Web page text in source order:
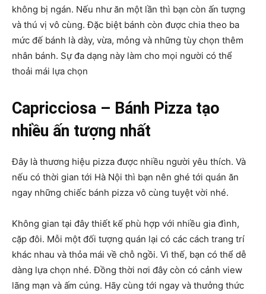
không bị ngán. Nếu như ăn một lần thì bạn còn ấn tượng
và thú vị vô cùng. Đặc biệt bánh còn được chia theo ba
mức đế bánh là dày, vừa, mỏng và những tùy chọn thêm
nhân bánh. Sự đa dạng này làm cho mọi người có thể
thoải mái lựa chọn
Capricciosa – Bánh Pizza tạo
nhiều ấn tượng nhất
Đây là thương hiệu pizza được nhiều người yêu thích. Và
nếu có thời gian tới Hà Nội thì bạn nên ghé tới quán ăn
ngay những chiếc bánh pizza vô cùng tuyệt vời nhé.
Không gian tại đây thiết kế phù hợp với nhiều gia đình,
cặp đôi. Mỗi một đối tượng quán lại có các cách trang trí
khác nhau và thỏa mái về chỗ ngồi. Vì thế, bạn có thể dễ
dàng lựa chọn nhé. Đồng thời nơi đây còn có cảnh view
lãng mạn và ấm cúng. Hãy cùng tới ngay và thưởng thức